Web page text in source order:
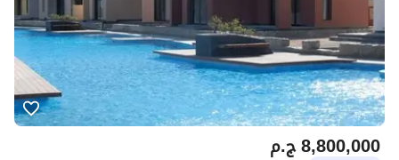
ج.م8,800,000